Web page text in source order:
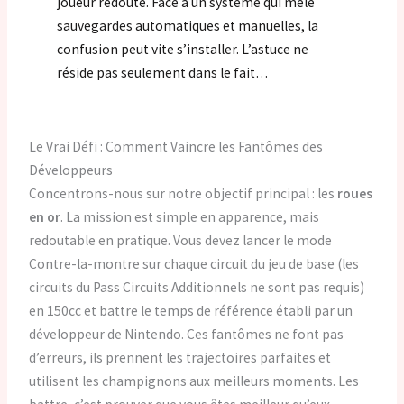
sauvegardes automatiques et manuelles, la
confusion peut vite s’installer. L’astuce ne
réside pas seulement dans le fait…
Le Vrai Défi : Comment Vaincre les Fantômes des
Développeurs
Concentrons-nous sur notre objectif principal : les roues
en or. La mission est simple en apparence, mais
redoutable en pratique. Vous devez lancer le mode
Contre-la-montre sur chaque circuit du jeu de base (les
circuits du Pass Circuits Additionnels ne sont pas requis)
en 150cc et battre le temps de référence établi par un
développeur de Nintendo. Ces fantômes ne font pas
d’erreurs, ils prennent les trajectoires parfaites et
utilisent les champignons aux meilleurs moments. Les